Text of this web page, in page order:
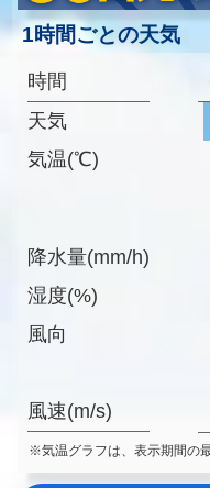
1時間ごとの天気
時間
天気
気温(℃)
降水量(mm/h)
湿度(%)
風向
風速(m/s)
※気温グラフは、表示期間の